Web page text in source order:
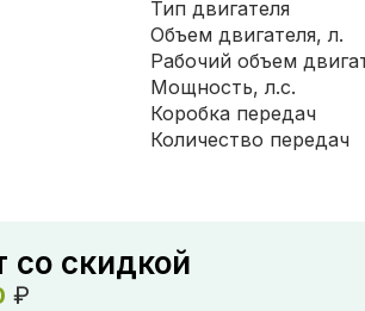
Тип двигателя
Объем двигателя, л.
Мощность, л.с.
Коробка передач
Количество передач
со скидкой
₽